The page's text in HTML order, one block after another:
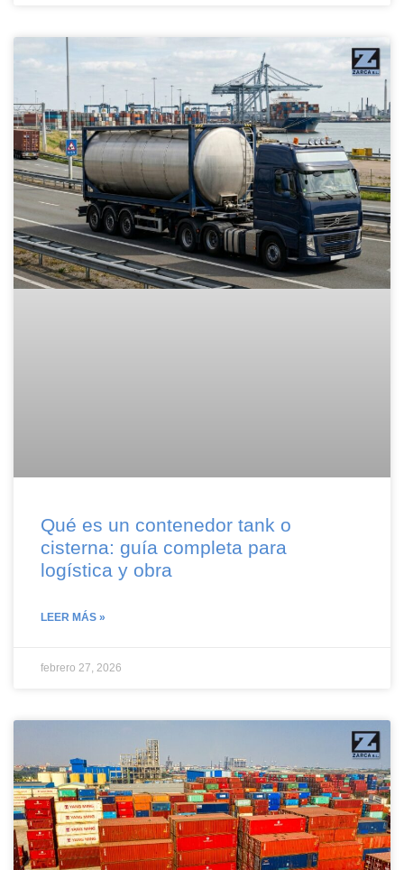
Qué es un contenedor tank o
cisterna: guía completa para
logística y obra
LEER MÁS »
febrero 27, 2026